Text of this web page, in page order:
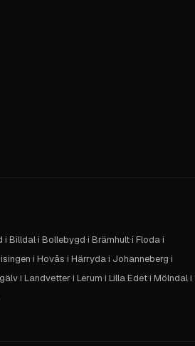
·i Billdal·i Bollebygd·i Brämhult·i Floda·i
·i Hovås·i Härryda·i Johanneberg·i
·i Landvetter·i Lerum·i Lilla Edet·i Mölndal·i